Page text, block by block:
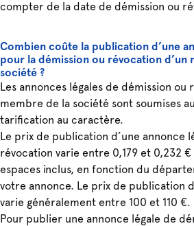
compter de la date de démission ou
Combien coûte la publication d’une
pour la démission ou révocation d’un
société ?
Les annonces légales de démission ou
membre de la société sont soumises
tarification au caractère.
Le prix de publication d’une annonce
révocation varie entre 0,179 et 0,232
espaces inclus, en fonction du
votre annonce. Le prix de publication
varie généralement entre 100 et 110 €.
Pour publier une annonce légale de